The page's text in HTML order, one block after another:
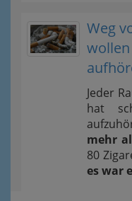
Weg
Jeder
hat
mehr
80
es war